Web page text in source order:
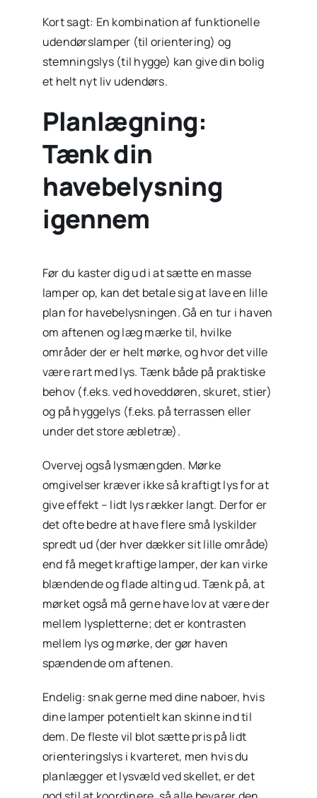
Kort sagt: En kombination af funktionelle
udendørslamper (til orientering) og
stemningslys (til hygge) kan give din bolig
et helt nyt liv udendørs.
Planlægning:
Tænk din
havebelysning
igennem
Før du kaster dig ud i at sætte en masse
lamper op, kan det betale sig at lave en lille
plan for havebelysningen. Gå en tur i haven
om aftenen og læg mærke til, hvilke
områder der er helt mørke, og hvor det ville
være rart med lys. Tænk både på praktiske
behov (f.eks. ved hoveddøren, skuret, stier)
og på hyggelys (f.eks. på terrassen eller
under det store æbletræ).
Overvej også lysmængden. Mørke
omgivelser kræver ikke så kraftigt lys for at
give effekt – lidt lys rækker langt. Derfor er
det ofte bedre at have flere små lyskilder
spredt ud (der hver dækker sit lille område)
end få meget kraftige lamper, der kan virke
blændende og flade alting ud. Tænk på, at
mørket også må gerne have lov at være der
mellem lyspletterne; det er kontrasten
mellem lys og mørke, der gør haven
spændende om aftenen.
Endelig: snak gerne med dine naboer, hvis
dine lamper potentielt kan skinne ind til
dem. De fleste vil blot sætte pris på lidt
orienteringslys i kvarteret, men hvis du
planlægger et lysvæld ved skellet, er det